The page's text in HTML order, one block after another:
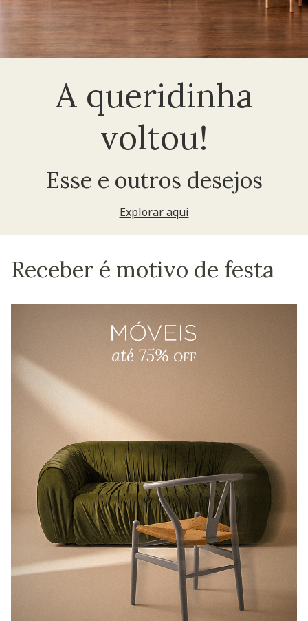
A queridinha
voltou!
Esse e outros desejos
Explorar aqui
Receber é motivo de festa